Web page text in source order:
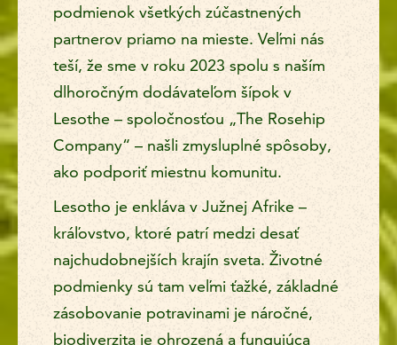
podmienok všetkých zúčastnených
partnerov priamo na mieste. Veľmi nás
teší, že sme v roku 2023 spolu s naším
dlhoročným dodávateľom šípok v
Lesothe – spoločnosťou „The Rosehip
Company“ – našli zmysluplné spôsoby,
ako podporiť miestnu komunitu.
Lesotho je enkláva v Južnej Afrike –
kráľovstvo, ktoré patrí medzi desať
najchudobnejších krajín sveta. Životné
podmienky sú tam veľmi ťažké, základné
zásobovanie potravinami je náročné,
biodiverzita je ohrozená a fungujúca